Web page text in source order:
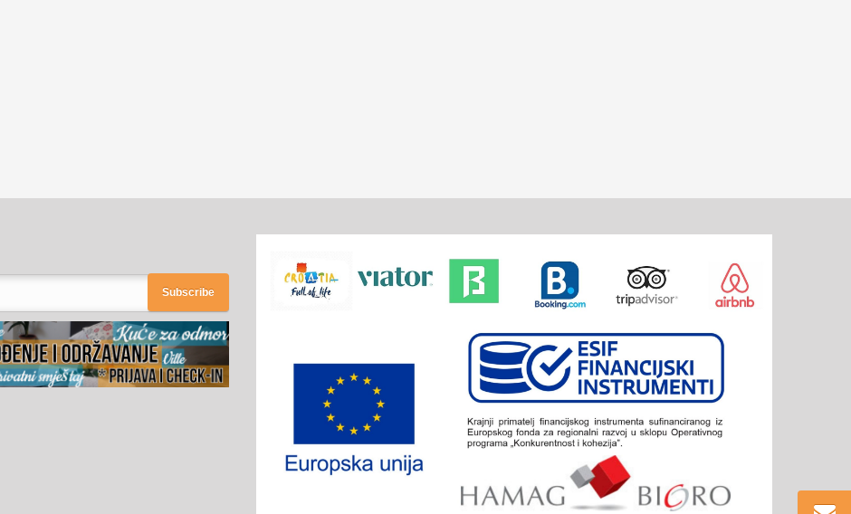
Subscribe